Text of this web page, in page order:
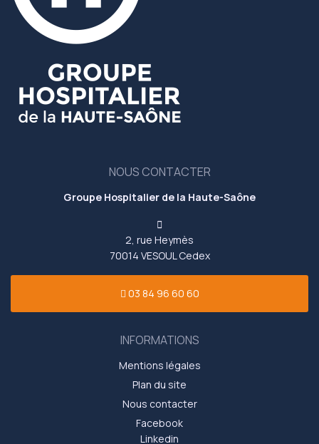
NOUS CONTACTER
Groupe Hospitalier de la Haute-Saône
2, rue Heymès
70014 VESOUL Cedex
03 84 96 60 60
INFORMATIONS
Mentions légales
Plan du site
Nous contacter
Facebook
Linkedin